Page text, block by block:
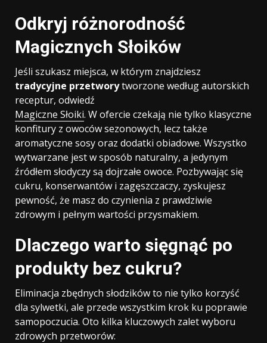
Odkryj różnorodność
Magicznych Słoików
Jeśli szukasz miejsca, w którym znajdziesz
tradycyjne przetworytworzone według autorskich
receptur, odwiedź
Magiczne Słoiki. W ofercie czekają nie tylko klasyczne
konfitury z owoców sezonowych, lecz także
aromatyczne sosy oraz dodatki obiadowe. Wszystko
wytwarzane jest w sposób naturalny, a jedynym
źródłem słodyczy są dojrzałe owoce. Pozbywając się
cukru, konserwantów i zagęszczaczy, zyskujesz
pewność, że masz do czynienia z prawdziwie
zdrowym i pełnym wartości przysmakiem.
Dlaczego warto sięgnąć po
produkty bez cukru?
Eliminacja zbędnych słodzików to nie tylko korzyść
dla sylwetki, ale przede wszystkim krok ku poprawie
samopoczucia. Oto kilka kluczowych zalet wyboru
zdrowych przetworów: